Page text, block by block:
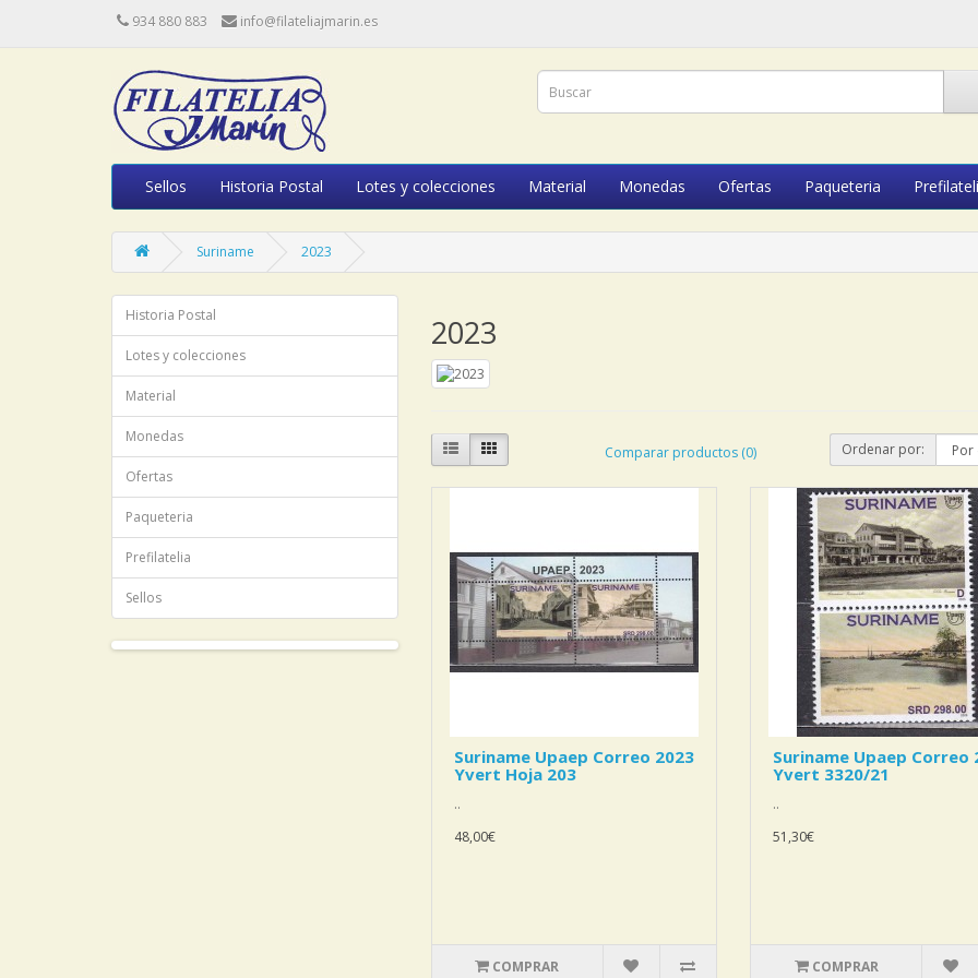
934 880 883 info@filateliajmarin.es
Sellos Historia Postal Lotes y colecciones Material Monedas Ofertas Paqueteria
Suriname 2023
Historia Postal
Lotes y colecciones
Material
Monedas
Ofertas
Paqueteria
Prefilatelia
Sellos
2023
Comparar productos (0) Ordenar por:
Suriname Upaep Correo 2023
Yvert Hoja 203
..
48,00€
COMPRAR
Suriname Upaep Correo
Yvert 3320/21
..
51,30€
COMPRAR